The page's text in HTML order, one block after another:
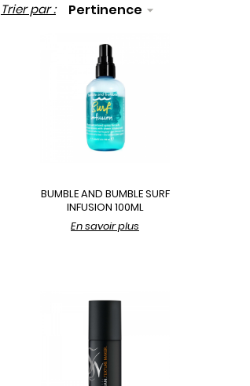
Trier par : Pertinence 
BUMBLE AND BUMBLE SURF
INFUSION 100ML
En savoir plus